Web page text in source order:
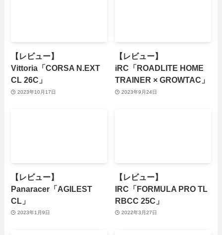
【レビュー】
Vittoria「CORSA N.EXT
CL 26C」
2023年10月17日
【レビュー】
iRC「ROADLITE HOME
TRAINER × GROWTAC」
2023年9月24日
【レビュー】
Panaracer「AGILEST
CL」
2023年1月9日
【レビュー】
IRC「FORMULA PRO TL
RBCC 25C」
2022年3月27日